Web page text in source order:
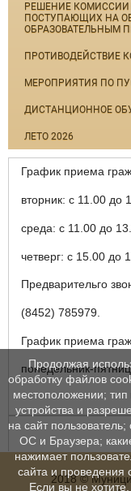
РЕШЕНИЕ
ПОСТУПАЮЩИХ НА
ОБРАЗОВАТЕЛЬНЫМ
ПРОТИВОДЕЙСТВИЕ
МЕРОПРИЯТИЯ ПО
ДИСТАНЦИОННОЕ
ЛЕТО 2026
График приема
вторник: с 11.00 до
среда: с 11.00 до
четверг: с 15.00 до
Предварительго
(8452) 785979.
График приема
понедельник-
2018 ©
Продолжая
обработку файлов
местоположении;
устройства и
на сайт
ОС и Браузера;
нажимает
сайта и проведения
Если вы не